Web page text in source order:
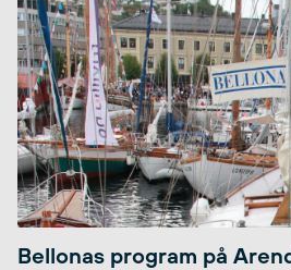
Bellonas program på